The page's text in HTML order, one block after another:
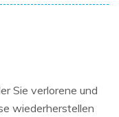
Sie verlorene und
wiederherstellen